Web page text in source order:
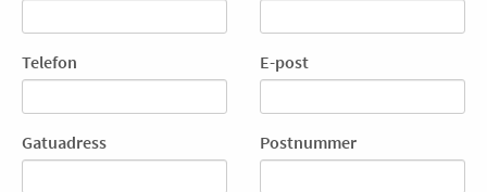
Telefon E-post
Gatuadress Postnummer